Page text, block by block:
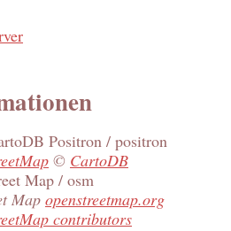
Positron / positron
© CartoDB
Map / osm
Map openstreetmap.org
contributors